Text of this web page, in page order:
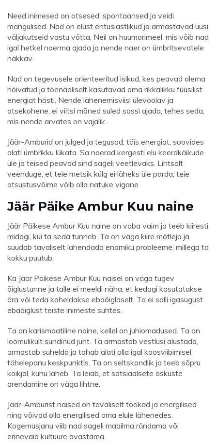
Need inimesed on otsesed, spontaansed ja veidi
mängulised. Nad on elust entusiastlikud ja armastavad uusi
väljakutseid vastu võtta. Neil on huumorimeel, mis võib nad
igal hetkel naerma ajada ja nende naer on ümbritsevatele
nakkav.
Nad on tegevusele orienteeritud isikud, kes peavad olema
hõivatud ja tõenäoliselt kasutavad oma rikkalikku füüsilist
energiat hästi. Nende lähenemisviisi ülevoolav ja
otsekohene, ei viitsi mõned suled sassi ajada, tehes seda,
mis nende arvates on vajalik.
Jäär-Amburid on julged ja tegusad, täis energiat, soovides
alati ümbrikku lükata. Sa naerad kergesti elu keerdkäikude
üle ja teised peavad sind sageli veetlevaks. Lihtsalt
veenduge, et teie metsik külg ei läheks üle parda; teie
otsustusvõime võib olla natuke vigane.
Jäär Päike Ambur Kuu naine
Jäär Päikese Ambur Kuu naine on vaba vaim ja teeb kiiresti
midagi, kui ta seda tunneb. Ta on väga kiire mõtleja ja
suudab tavaliselt lahendada enamiku probleeme, millega ta
kokku puutub.
Ka Jäär Päikese Ambur Kuu naisel on väga tugev
õiglustunne ja talle ei meeldi näha, et kedagi kasutatakse
ära või teda koheldakse ebaõiglaselt. Ta ei salli igasugust
ebaõiglust teiste inimeste suhtes.
Ta on karismaatiline naine, kellel on juhiomadused. Ta on
loomulikult sündinud juht. Ta armastab vestlusi alustada,
armastab suhelda ja tahab alati olla igal koosviibimisel
tähelepanu keskpunktis. Ta on seltskondlik ja teeb sõpru
kõikjal, kuhu läheb. Ta leiab, et sotsiaalsete oskuste
arendamine on väga lihtne.
Jäär-Amburist naised on tavaliselt töökad ja energilised
ning võivad olla energilised oma elule lähenedes.
Kogemusjanu viib nad sageli maailma rändama või
erinevaid kultuure avastama.